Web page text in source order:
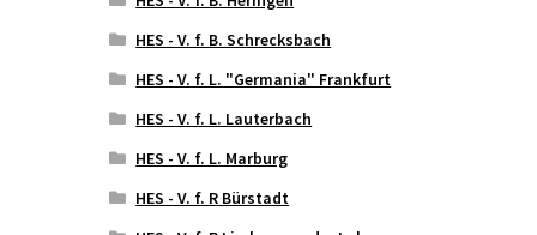
HES - V. f. B. Schrecksbach
HES - V. f. L. "Germania" Frankfurt
HES - V. f. L. Lauterbach
HES - V. f. L. Marburg
HES - V. f. R Bürstadt